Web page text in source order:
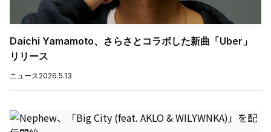
Daichi Yamamoto、さらさとコラボした新曲「Uber」
リリース
ニュース2026.5.13